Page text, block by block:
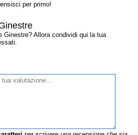
per primo!
Ginestre? Allora condividi qui la tua